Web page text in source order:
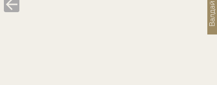
Валдай